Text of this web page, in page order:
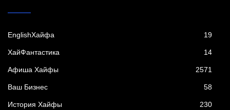
EnglishХайфа 19
XайФантастика 14
Афиша Хайфы 2571
Ваш Бизнес 58
История Хайфы 230